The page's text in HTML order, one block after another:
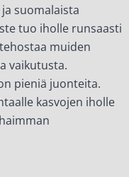
suomalaista
tuo iholle runsaasti
muiden
vaikutusta.
pieniä juonteita.
kasvojen iholle